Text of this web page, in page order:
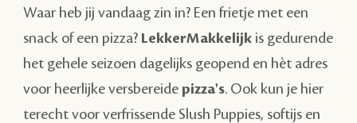
Waar heb jij vandaag zin in? Een frietje met een
snack of een pizza? LekkerMakkelijk is gedurende
het gehele seizoen dagelijks geopend en hèt adres
voor heerlijke versbereide pizza's. Ook kun je hier
terecht voor verfrissende Slush Puppies, softijs en